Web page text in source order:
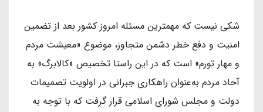
شکی نیست که مهمترین مسئله امروز کشور بعد از تضمین
امنیت و دفع خطر دشمن متجاوز، موضوع «معیشت مردم
و مهار تورم» است که در این راستا تخصیص «کالابرگ» به
آحاد مردم به‌عنوان راهکاری جبرانی در اولویت تصمیمات
دولت و مجلس شورای اسلامی قرار گرفت که با توجه به